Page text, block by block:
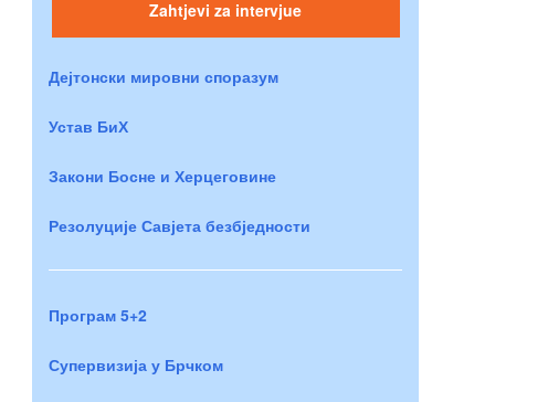
Zahtjevi za intervjue
Дејтонски мировни споразум
Устав БиХ
Закони Босне и Херцеговине
Резолуције Савјета безбједности
Програм 5+2
Супервизија у Брчком